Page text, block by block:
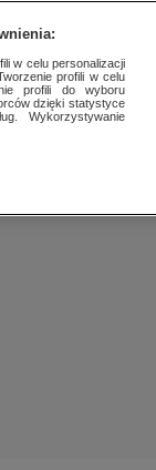
w celu personalizacji
profili w celu
profili do wyboru
dzięki statystyce
Wykorzystywanie